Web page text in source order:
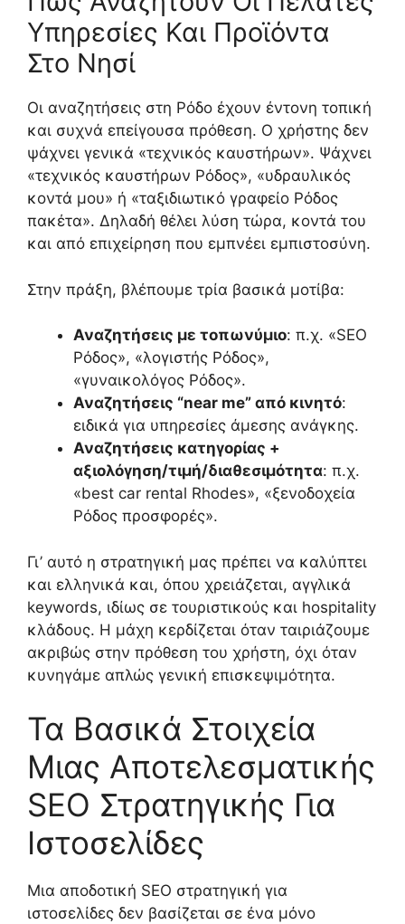
Υπηρεσίες Και Προϊόντα
Στο Νησί
Οι αναζητήσεις στη Ρόδο έχουν έντονη τοπική
και συχνά επείγουσα πρόθεση. Ο χρήστης δεν
ψάχνει γενικά «τεχνικός καυστήρων». Ψάχνει
«τεχνικός καυστήρων Ρόδος», «υδραυλικός
κοντά μου» ή «ταξιδιωτικό γραφείο Ρόδος
πακέτα». Δηλαδή θέλει λύση τώρα, κοντά του
και από επιχείρηση που εμπνέει εμπιστοσύνη.
Στην πράξη, βλέπουμε τρία βασικά μοτίβα:
Αναζητήσεις με τοπωνύμιο: π.χ. «SEO
Ρόδος», «λογιστής Ρόδος»,
«γυναικολόγος Ρόδος».
Αναζητήσεις “near me” από κινητό:
ειδικά για υπηρεσίες άμεσης ανάγκης.
Αναζητήσεις κατηγορίας +
αξιολόγηση/τιμή/διαθεσιμότητα: π.χ.
«best car rental Rhodes», «ξενοδοχεία
Ρόδος προσφορές».
Γι’ αυτό η στρατηγική μας πρέπει να καλύπτει
και ελληνικά και, όπου χρειάζεται, αγγλικά
keywords, ιδίως σε τουριστικούς και hospitality
κλάδους. Η μάχη κερδίζεται όταν ταιριάζουμε
ακριβώς στην πρόθεση του χρήστη, όχι όταν
κυνηγάμε απλώς γενική επισκεψιμότητα.
Τα Βασικά Στοιχεία
Μιας Αποτελεσματικής
SEO Στρατηγικής Για
Ιστοσελίδες
Μια αποδοτική SEO στρατηγική για
ιστοσελίδες δεν βασίζεται σε ένα μόνο